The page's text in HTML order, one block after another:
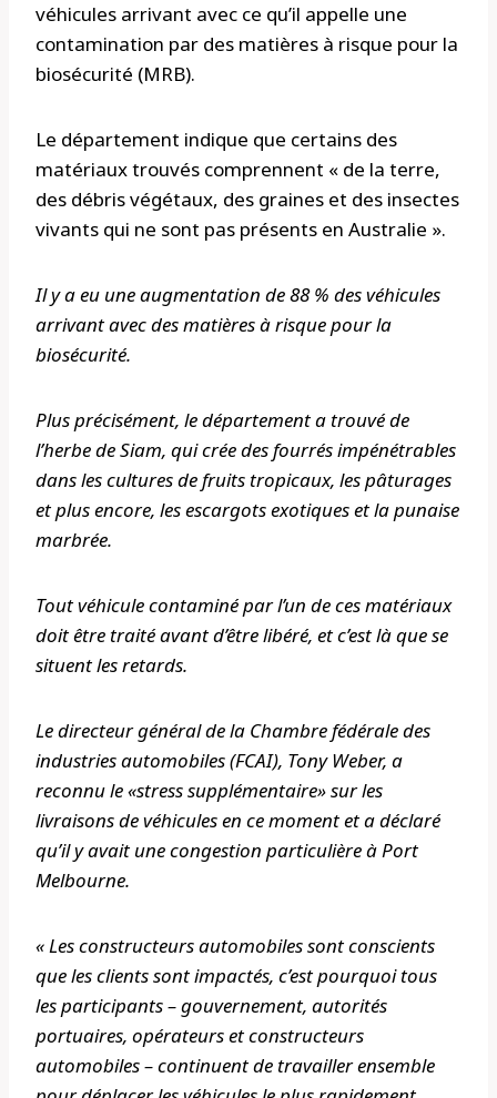
véhicules arrivant avec ce qu’il appelle une
contamination par des matières à risque pour la
biosécurité (MRB).
Le département indique que certains des
matériaux trouvés comprennent « de la terre,
des débris végétaux, des graines et des insectes
vivants qui ne sont pas présents en Australie ».
Il y a eu une augmentation de 88 % des véhicules
arrivant avec des matières à risque pour la
biosécurité.
Plus précisément, le département a trouvé de
l’herbe de Siam, qui crée des fourrés impénétrables
dans les cultures de fruits tropicaux, les pâturages
et plus encore, les escargots exotiques et la punaise
marbrée.
Tout véhicule contaminé par l’un de ces matériaux
doit être traité avant d’être libéré, et c’est là que se
situent les retards.
Le directeur général de la Chambre fédérale des
industries automobiles (FCAI), Tony Weber, a
reconnu le «stress supplémentaire» sur les
livraisons de véhicules en ce moment et a déclaré
qu’il y avait une congestion particulière à Port
Melbourne.
« Les constructeurs automobiles sont conscients
que les clients sont impactés, c’est pourquoi tous
les participants – gouvernement, autorités
portuaires, opérateurs et constructeurs
automobiles – continuent de travailler ensemble